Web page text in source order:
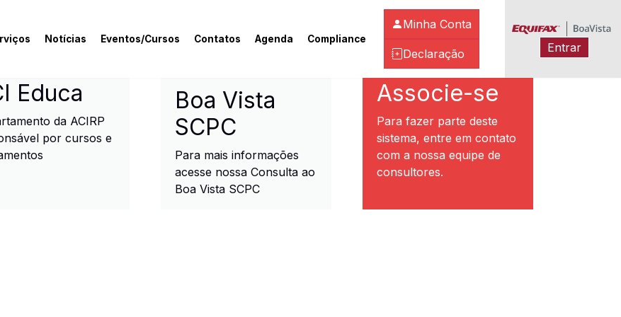
Notícias Eventos/Cursos Contatos Agenda Compliance
Minha Conta
Declaração Entrar
e Industrial de Ribeirão Preto
Educa
da ACIRP
por cursos e
Boa Vista
SCPC
Para mais informações
acesse nossa Consulta ao
Boa Vista SCPC
Associe-se
Para fazer parte deste
sistema, entre em contato
com a nossa equipe de
consultores.